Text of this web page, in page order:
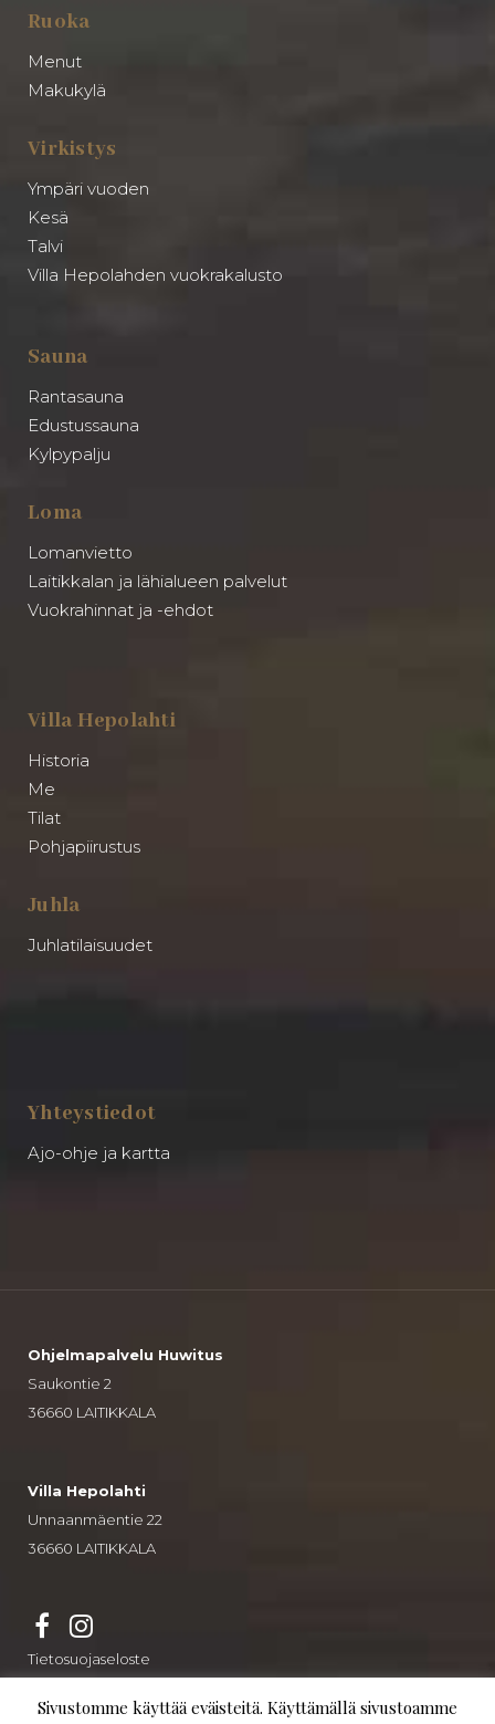
Ruoka
Menut
Makukylä
Virkistys
Ympäri vuoden
Kesä
Talvi
Villa Hepolahden vuokrakalusto
Sauna
Rantasauna
Edustussauna
Kylpypalju
Loma
Lomanvietto
Laitikkalan ja lähialueen palvelut
Vuokrahinnat ja -ehdot
Villa Hepolahti
Historia
Me
Tilat
Pohjapiirustus
Juhla
Juhlatilaisuudet
Yhteystiedot
Ajo-ohje ja kartta
Ohjelmapalvelu Huwitus
Saukontie 2
36660 LAITIKKALA
Villa Hepolahti
Unnaanmäentie 22
36660 LAITIKKALA
Tietosuojaseloste
© Villa Hepolahti
Sivustomme käyttää eväisteitä. Käyttämällä sivustoamme